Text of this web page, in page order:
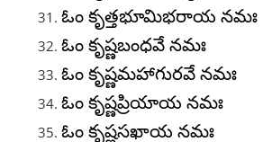
ఓం కృత్తభూమిభరాయ నమః
ఓం కృష్ణబంధవే నమః
ఓం కృష్ణమహాగురవే నమః
ఓం కృష్ణప్రియాయ నమః
ఓం కృష్ణసఖాయ నమః